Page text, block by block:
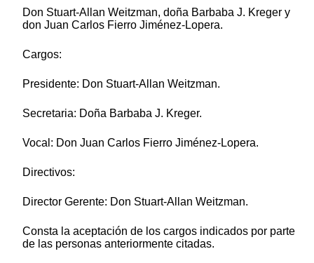
Don Stuart-Allan Weitzman, doña Barbaba J. Kreger y
don Juan Carlos Fierro Jiménez-Lopera.
Cargos:
Presidente: Don Stuart-Allan Weitzman.
Secretaria: Doña Barbaba J. Kreger.
Vocal: Don Juan Carlos Fierro Jiménez-Lopera.
Directivos:
Director Gerente: Don Stuart-Allan Weitzman.
Consta la aceptación de los cargos indicados por parte
de las personas anteriormente citadas.